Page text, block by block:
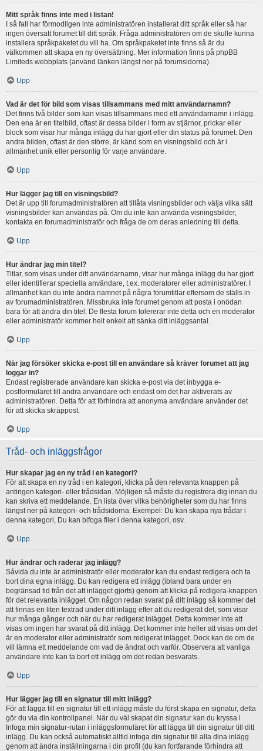
Mitt språk finns inte med i listan!
I så fall har förmodligen inte administratören installerat ditt språk eller så har
ingen översatt forumet till ditt språk. Fråga administratören om de skulle kunna
installera språkpaketet du vill ha. Om språkpaketet inte finns så är du
välkommen att skapa en ny översättning. Mer information finns på phpBB
Limiteds webbplats (använd länken längst ner på forumsidorna).
Upp
Vad är det för bild som visas tillsammans med mitt användarnamn?
Det finns två bilder som kan visas tillsammans med ett användarnamn i inlägg.
Den ena är en titelbild, oftast är dessa bilder i form av stjärnor, prickar eller
block som visar hur många inlägg du har gjort eller din status på forumet. Den
andra bilden, oftast är den större, är känd som en visningsbild och är i
allmänhet unik eller personlig för varje användare.
Upp
Hur lägger jag till en visningsbild?
Det är upp till forumadministratören att tillåta visningsbilder och välja vilka sätt
visningsbilder kan användas på. Om du inte kan använda visningsbilder,
kontakta en forumadministratör och fråga de om deras anledning till detta.
Upp
Hur ändrar jag min titel?
Titlar, som visas under ditt användarnamn, visar hur många inlägg du har gjort
eller identifierar speciella användare, t.ex. moderatorer eller administratörer. I
allmänhet kan du inte ändra namnet på några forumtitlar eftersom de ställs in
av forumadministratören. Missbruka inte forumet genom att posta i onödan
bara för att ändra din titel. De flesta forum tolererar inte detta och en moderator
eller administratör kommer helt enkelt att sänka ditt inläggsantal.
Upp
När jag försöker skicka e-post till en användare så kräver forumet att jag
loggar in?
Endast registrerade användare kan skicka e-post via det inbygga e-
postformuläret till andra användare och endast om det har aktiverats av
administratören. Detta för att förhindra att anonyma användare använder det
för att skicka skräppost.
Upp
Tråd- och inläggsfrågor
Hur skapar jag en ny tråd i en kategori?
För att skapa en ny tråd i en kategori, klicka på den relevanta knappen på
antingen kategori- eller trådsidan. Möjligen så måste du registrera dig innan du
kan skriva ett meddelande. En lista över vilka behörigheter som du har finns
längst ner på kategori- och trådsidorna. Exempel: Du kan skapa nya trådar i
denna kategori, Du kan bifoga filer i denna kategori, osv.
Upp
Hur ändrar och raderar jag inlägg?
Såvida du inte är administratör eller moderator kan du endast redigera och ta
bort dina egna inlägg. Du kan redigera ett inlägg (ibland bara under en
begränsad tid från det att inlägget gjorts) genom att klicka på redigera-knappen
för det relevanta inlägget. Om någon redan svarat på ditt inlägg så kommer det
att finnas en liten textrad under ditt inlägg efter att du redigerat det, som visar
hur många gånger och när du har redigerat inlägget. Detta kommer inte att
visas om ingen har svarat på ditt inlägg. Det kommer inte heller att visas om det
är en moderator eller administratör som redigerat inlägget. Dock kan de om de
vill lämna ett meddelande om vad de ändrat och varför. Observera att vanliga
användare inte kan ta bort ett inlägg om det redan besvarats.
Upp
Hur lägger jag till en signatur till mitt inlägg?
För att lägga till en signatur till ett inlägg måste du först skapa en signatur, detta
gör du via din kontrollpanel. När du väl skapat din signatur kan du kryssa i
Infoga min signatur-rutan i inläggsformuläret för att lägga till din signatur till ditt
inlägg. Du kan också automatiskt alltid infoga din signatur till alla dina inlägg
genom att ändra inställningarna i din profil (du kan fortfarande förhindra att